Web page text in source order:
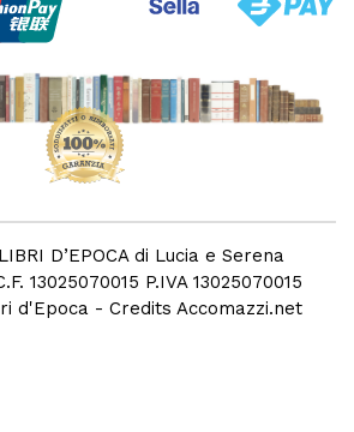
D’EPOCA di Lucia e Serena
13025070015 P.IVA 13025070015
d'Epoca - Credits Accomazzi.net